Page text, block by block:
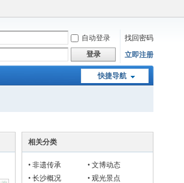
自动登录
找回密码
登录 立即注册
快捷导航
相关分类
• 非遗传承 • 文博动态
• 长沙概况 • 观光景点